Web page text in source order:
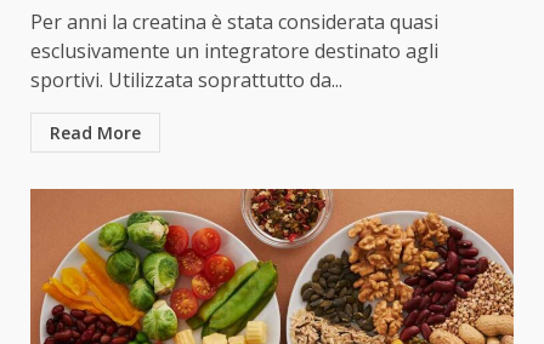
Per anni la creatina è stata considerata quasi
esclusivamente un integratore destinato agli
sportivi. Utilizzata soprattutto da...
Read More